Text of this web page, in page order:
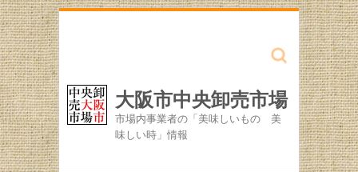
Search
大阪市中央卸売市場
市場内事業者の「美味しいもの 美
味しい時」情報